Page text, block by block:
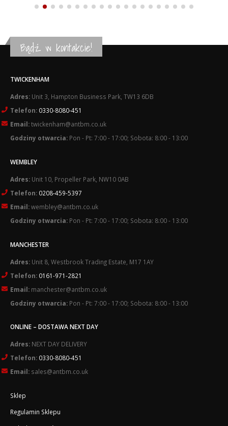
Bądź w kontakcie!
TWICKENHAM
Adres: Unit 3, Hampton Business Park, TW13 6DB
Telefon: 0330-8080-451
Email:twickenham@antbm.co.uk
Godziny otwarcia: Pon - Pt: 7:00 - 17:00; Sobota: 8:00 - 13:00
WEMBLEY
Adres: Unit 10, Propeller Park, NW10 0AB
Telefon: 0208-459-5397
Email:wembley@antbm.co.uk
Godziny otwarcia: Pon - Pt: 7:00 - 17:00; Sobota: 8:00 - 13:00
MANCHESTER
Adres: Unit 8, Westbrook Trading Estate, M17 1AY
Telefon: 0161-971-2821
Email: manchester@antbm.co.uk
Godziny otwarcia: Pon - Pt: 7:00 - 17:00; Sobota: 8:00 - 13:00
ONLINE – DOSTAWA NEXT DAY
Adres: NEXT DAY DELIVERY
Telefon: 0330-8080-451
Email: sales@antbm.co.uk
Sklep
Regulamin Sklepu